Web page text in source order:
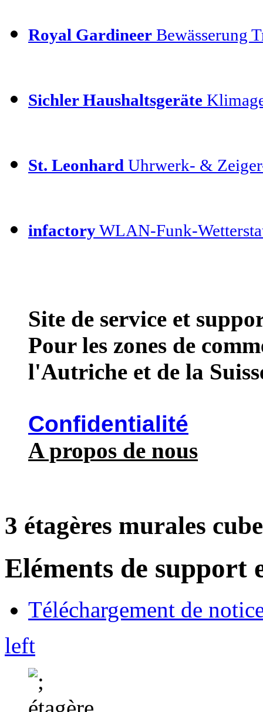
Royal Gardineer Bewässerung
Sichler Haushaltsgeräte
St. Leonhard Uhrwerk- &
infactoryWLAN-Funk-
Site de service et
Pour les zones de
l'Autriche et de la
Confidentialité
A propos de nous
3 étagères murales
Eléments de support
Téléchargement de
left